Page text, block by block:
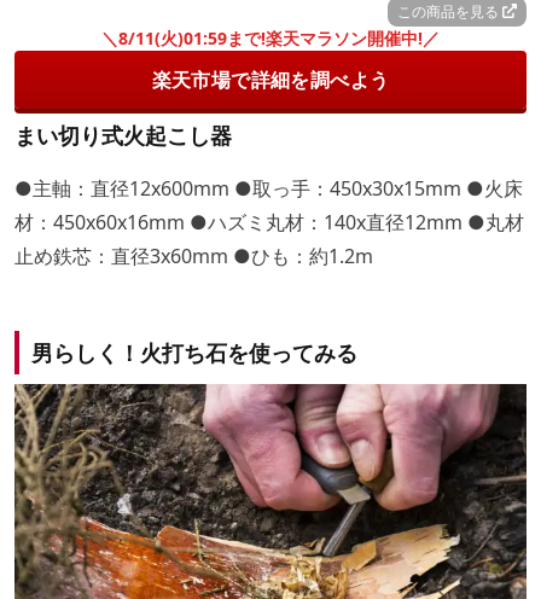
この商品を見る
＼8/11(火)01:59まで!楽天マラソン開催中!／
楽天市場で詳細を調べよう
まい切り式火起こし器
●主軸：直径12x600mm ●取っ手：450x30x15mm ●火床
材：450x60x16mm ●ハズミ丸材：140x直径12mm ●丸材
止め鉄芯：直径3x60mm ●ひも：約1.2m
男らしく！火打ち石を使ってみる